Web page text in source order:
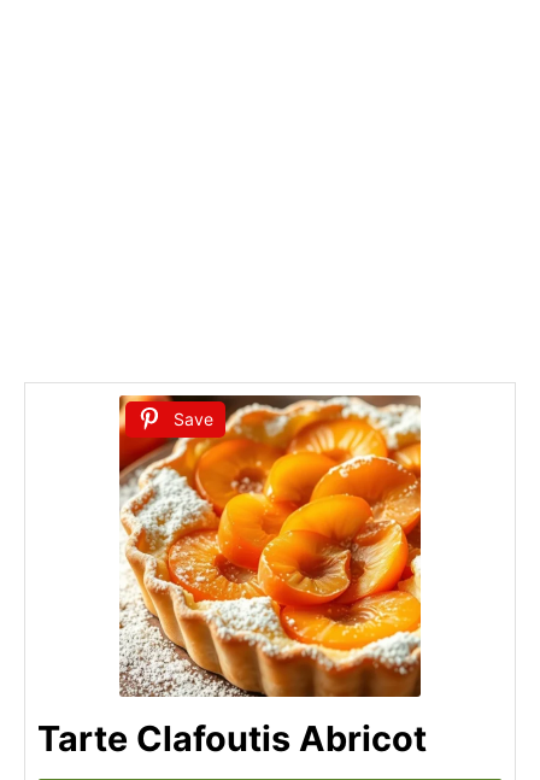
Save
Tarte Clafoutis Abricot